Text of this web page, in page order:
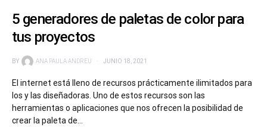
5 generadores de paletas de color para
tus proyectos
BY ANA PAULA ANDREU JUNIO 18, 2021
El internet está lleno de recursos prácticamente ilimitados para
los y las diseñadoras. Uno de estos recursos son las
herramientas o aplicaciones que nos ofrecen la posibilidad de
crear la paleta de…